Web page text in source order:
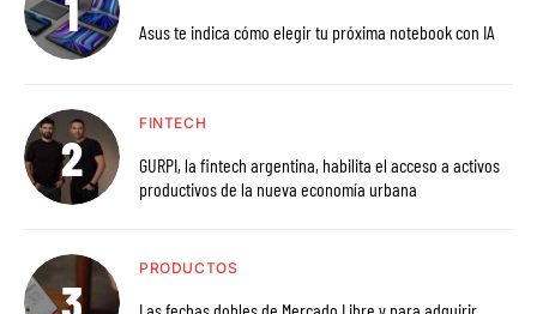
Asus te indica cómo elegir tu próxima notebook con IA
FINTECH
GURPI, la fintech argentina, habilita el acceso a activos
productivos de la nueva economía urbana
PRODUCTOS